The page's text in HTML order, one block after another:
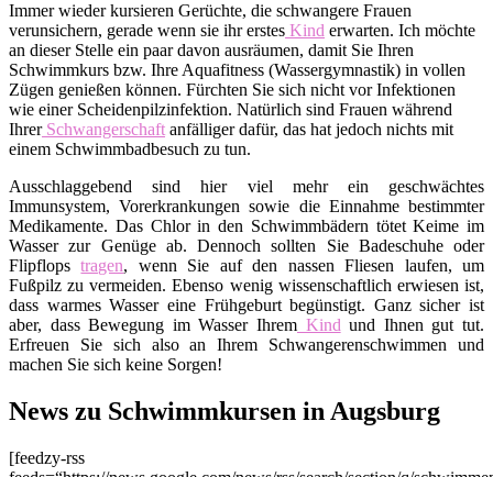
Immer wieder kursieren Gerüchte, die schwangere Frauen
verunsichern, gerade wenn sie ihr erstes Kind erwarten. Ich möchte
an dieser Stelle ein paar davon ausräumen, damit Sie Ihren
Schwimmkurs bzw. Ihre Aquafitness (Wassergymnastik) in vollen
Zügen genießen können. Fürchten Sie sich nicht vor Infektionen
wie einer Scheidenpilzinfektion. Natürlich sind Frauen während
IhrerSchwangerschaft anfälliger dafür, das hat jedoch nichts mit
einem Schwimmbadbesuch zu tun.
Ausschlaggebend sind hier viel mehr ein geschwächtes
Immunsystem, Vorerkrankungen sowie die Einnahme bestimmter
Medikamente. Das Chlor in den Schwimmbädern tötet Keime im
Wasser zur Genüge ab. Dennoch sollten Sie Badeschuhe oder
Flipflopstragen, wenn Sie auf den nassen Fliesen laufen, um
Fußpilz zu vermeiden. Ebenso wenig wissenschaftlich erwiesen ist,
dass warmes Wasser eine Frühgeburt begünstigt. Ganz sicher ist
aber, dass Bewegung im Wasser Ihrem Kind und Ihnen gut tut.
Erfreuen Sie sich also an Ihrem Schwangerenschwimmen und
machen Sie sich keine Sorgen!
News zu Schwimmkursen in Augsburg
[feedzy-rss